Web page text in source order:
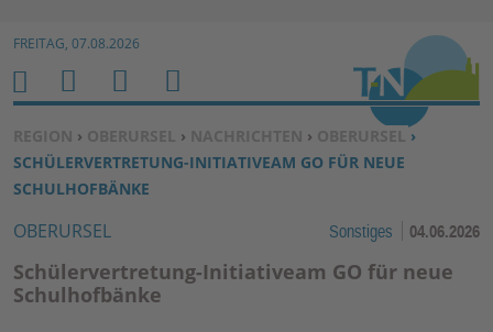
Zum Inhalt springen ↓
FREITAG, 07.08.2026
SIE BEFINDEN SICH HIER:
REGION › OBERURSEL › NACHRICHTEN › OBERURSEL ›
SCHÜLERVERTRETUNG-INITIATIVEAM GO FÜR NEUE
SCHULHOFBÄNKE
OBERURSEL Sonstiges 04.06.2026
Schülervertretung-Initiativeam GO für neue
Schulhofbänke
H
O
M
E
M
E
N
U
S
U
C
H
B
E
N
E